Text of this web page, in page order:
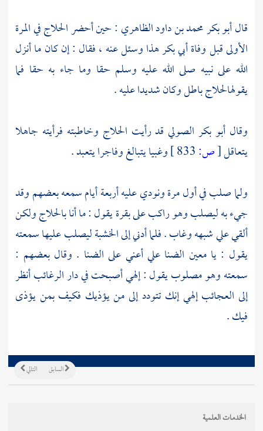
قالأبو بكر محمد بن داود الظاهري : حين أحضرالحلاجفي المرة
الأولى قبل وفاةأبي بكرهذا وسئل عنه ، فقال : إن كان ما أنزل
الله على نبيه صلى الله عليه وسلم حقا وما جاء به حقا فما
يقولهالحلاجباطل وكان شديدا عليه .
وقالأبو بكر الصولي قد رأيت الحلاج وخاطبته فرأيته جاهلا
يتعاقل[ص:
وغبيا يتبالغ وفاجرا يتعبد .
ولما صلب في أول مرة ونودي عليه أربعة أيام سمعه بعضهم وقد
جيء به ليصلب وهو راكب على بقرة يقول : ما أنابالحلاجولكن
ألقي علي شبهه وغاب . فلما أدني إلى الخشبة ليصلب عليها سمعته
يقول : يا معين الضنا علي أعني على الضنا . وقال بعضهم :
سمعته وهو مصلوب يقول : إلهي أصبحت في دار الرغائب أنظر
إلى العجائب إلهي إنك تتودد إلى من يؤذيك فكيف بمن يؤذى
فيك .
التالي السابق
الخدمات العلمية